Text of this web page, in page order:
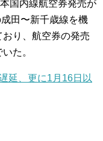
国内線航空券発売が
田〜新千歳線を機
り、航空券の発売
た。
延、更に1月16日以